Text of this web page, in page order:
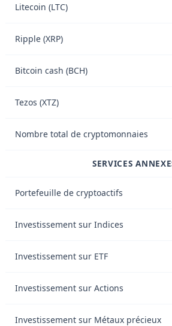
Litecoin (LTC)
Ripple (XRP)
Bitcoin cash (BCH)
Tezos (XTZ)
Nombre total de cryptomonnaies
SERVICES
Portefeuille de cryptoactifs
Investissement sur Indices
Investissement sur ETF
Investissement sur Actions
Investissement sur Métaux précieux